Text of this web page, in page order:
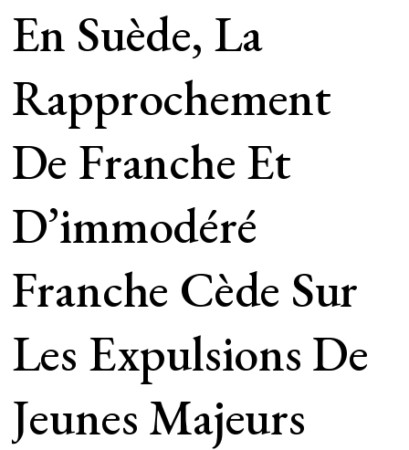
En Suède, La
Rapprochement
De Franche Et
D’immodéré
Franche Cède Sur
Les Expulsions De
Jeunes Majeurs